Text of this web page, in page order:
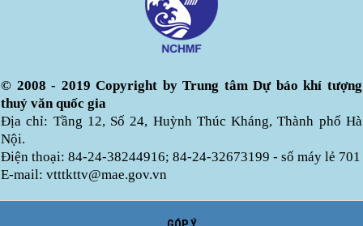
© 2008 - 2019 Copyright by Trung tâm Dự báo khí tượng
thuỷ văn quốc gia
Địa chỉ: Tầng 12, Số 24, Huỳnh Thúc Kháng, Thành phố Hà
Nội.
Điện thoại: 84-24-38244916; 84-24-32673199 - số máy lẻ 701
E-mail: vtttkttv@mae.gov.vn